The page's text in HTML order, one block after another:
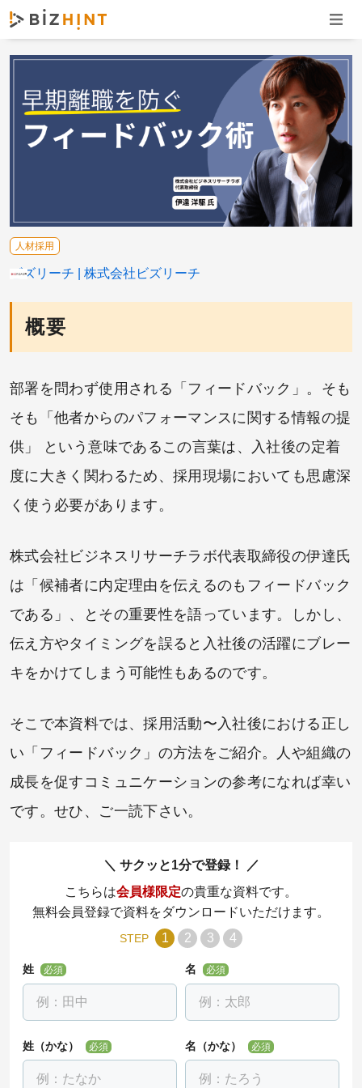
ナビ
概要
部署を問わず使用される「フィードバック」。そも
そも「他者からのパフォーマンスに関する情報の提
供」 という意味であるこの言葉は、入社後の定着
度に大きく関わるため、採用現場においても思慮深
く使う必要があります。
株式会社ビジネスリサーチラボ代表取締役の伊達氏
は「候補者に内定理由を伝えるのもフィードバック
である」、とその重要性を語っています。しかし、
伝え方やタイミングを誤ると入社後の活躍にブレー
キをかけてしまう可能性もあるのです。
そこで本資料では、採用活動〜入社後における正し
い「フィードバック」の方法をご紹介。人や組織の
成長を促すコミュニケーションの参考になれば幸い
です。せひ、ご一読下さい。
人材採用
ビズリーチ 株式会社ビズリーチ
サクッと1分で登録！
こちらは会員様限定の貴重な資料です。
無料会員登録で資料をダウンロードいただけます。
STEP 1 2 3 4
姓 必須 名 必須
姓（かな） 必須 名（かな） 必須